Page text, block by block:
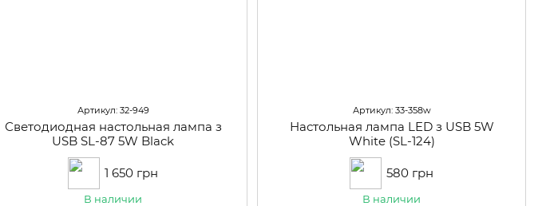
Артикул: 32-949
Светодиодная настольная лампа з
USB SL-87 5W Black
1 650 грн
В наличии
Артикул: 33-358w
Настольная лампа LED з USB 5W
White (SL-124)
580 грн
В наличии